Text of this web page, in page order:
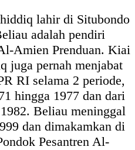
lahir di Situbondo
adalah pendiri
Amien Prenduan. Kiai
juga pernah menjabat
RI selama 2 periode,
hingga 1977 dan dari
Beliau meninggal
dan dimakamkan di
Pesantren Al-